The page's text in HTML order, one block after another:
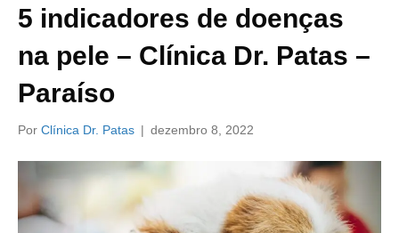
5 indicadores de doenças
na pele – Clínica Dr. Patas –
Paraíso
Por Clínica Dr. Patas | dezembro 8, 2022